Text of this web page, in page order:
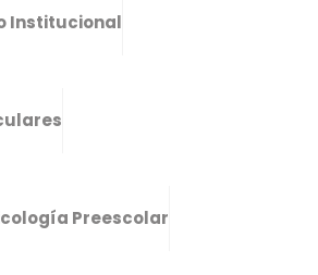
Institucional
Preescolar